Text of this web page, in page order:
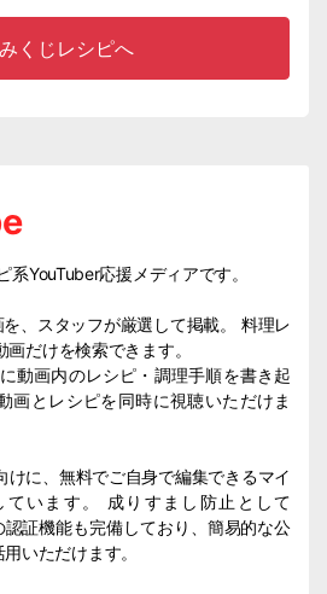
くじレシピへ
YouTuber応援メディアです。
、スタッフが厳選して掲載。 料理レ
だけを検索できます。
動画内のレシピ・調理手順を書き起
画とレシピを同時に視聴いただけま
けに、無料でご自身で編集できるマイ
います。 成りすまし防止として
証機能も完備しており、簡易的な公
いただけます。